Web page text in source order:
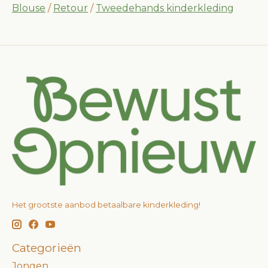
Blouse / Retour / Tweedehands kinderkleding
Het grootste aanbod betaalbare kinderkleding!
Categorieën